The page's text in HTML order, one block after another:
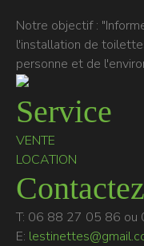
Notre objectif :
l'installation de
personne et de
Service
VENTE
LOCATION
T: 06 88 27 05 86
E: